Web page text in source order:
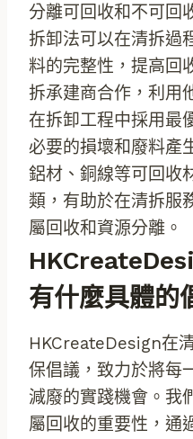
分離可回收和不可回
拆卸法可以在清拆過
料的完整性，提高回
拆承建商合作，利用
在拆卸工程中採用最
必要的損壞和廢料產
鋁材、銅線等可回收
類，有助於在清拆服
屬回收和資源分離。
有什麼具體的
HKCreateDesign在
保倡議，致力於將每
減廢的實踐機會。我
屬回收的重要性，通